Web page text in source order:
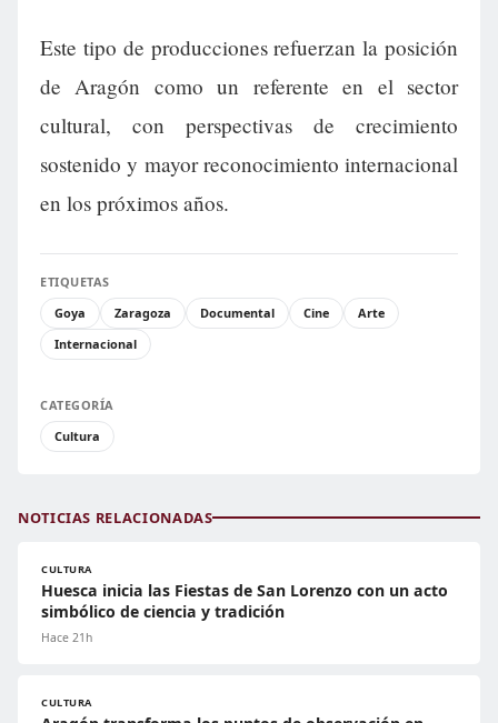
Este tipo de producciones refuerzan la posición
de Aragón como un referente en el sector
cultural, con perspectivas de crecimiento
sostenido y mayor reconocimiento internacional
en los próximos años.
ETIQUETAS
Goya
Zaragoza Documental Cine
Arte
Internacional
CATEGORÍA
Cultura
NOTICIAS RELACIONADAS
CULTURA
Huesca inicia las Fiestas de San Lorenzo con un acto
simbólico de ciencia y tradición
Hace 21h
CULTURA